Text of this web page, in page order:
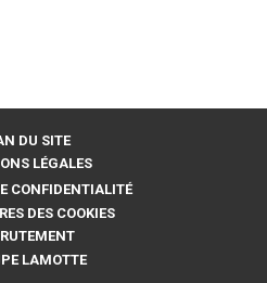
DU SITE
LÉGALES
CONFIDENTIALITÉ
DES COOKIES
LAMOTTE